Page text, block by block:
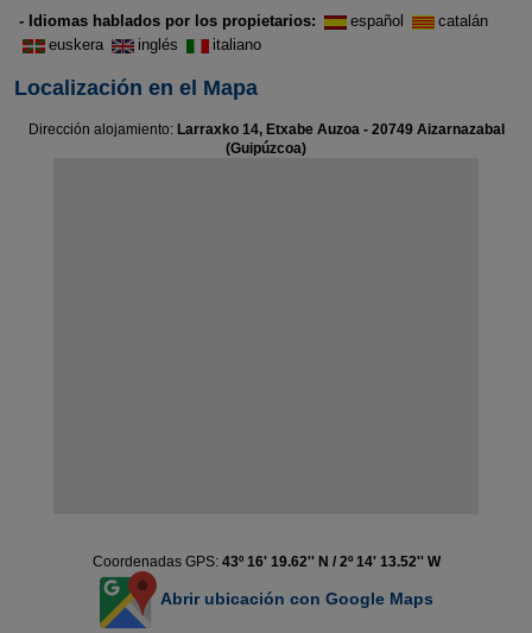
- Idiomas hablados por los propietarios: español
catalán
euskera
inglés italiano
Localización en el Mapa
Dirección alojamiento: Larraxko 14, Etxabe Auzoa - 20749 Aizarnazabal
(Guipúzcoa)
Coordenadas GPS: 43º 16' 19.62'' N / 2º 14' 13.52'' W
Abrir ubicación con Google Maps